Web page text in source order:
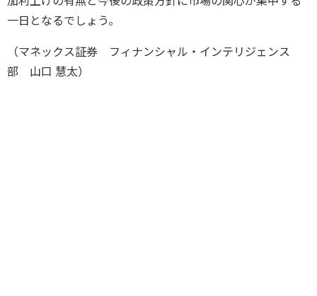
一日となるでしょう。
（マネックス証券 フィナンシャル・インテリジェンス
部 山口 慧太）